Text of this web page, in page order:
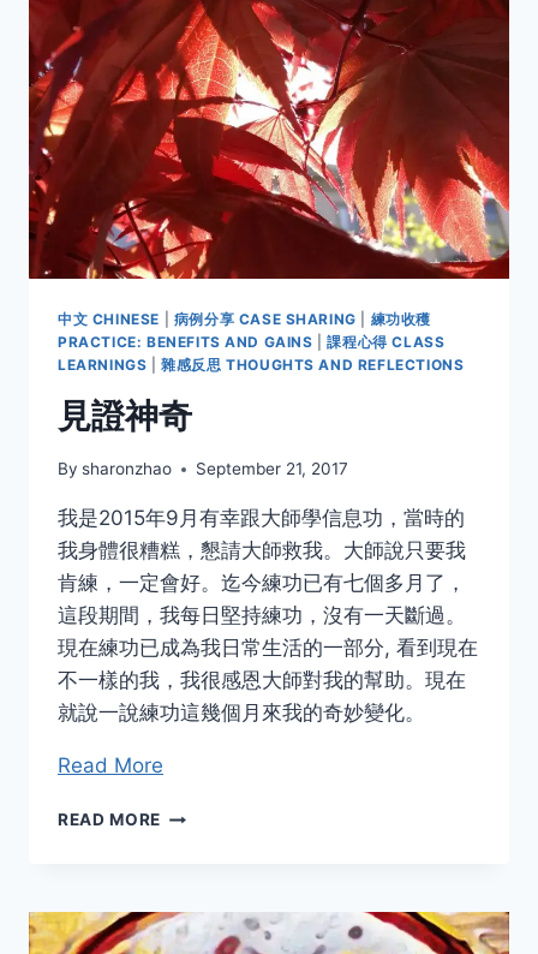
神
奇
體
驗
中文 CHINESE 病例分享 CASE SHARING
練功收穫
PRACTICE: BENEFITS AND GAINS |課程心得 CLASS
LEARNINGS |雜感反思 THOUGHTS AND REFLECTIONS
見證神奇
By sharonzhao September 21, 2017
我是2015年9月有幸跟大師學信息功，當時的
我身體很糟糕，懇請大師救我。大師說只要我
肯練，一定會好。迄今練功已有七個多月了，
這段期間，我每日堅持練功，沒有一天斷過。
現在練功已成為我日常生活的一部分, 看到現在
不一樣的我，我很感恩大師對我的幫助。現在
就說一說練功這幾個月來我的奇妙變化。
Read More
READ MORE 見